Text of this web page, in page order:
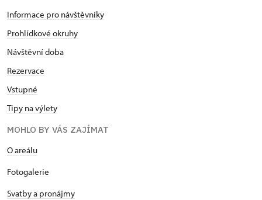
Informace pro návštěvníky
Prohlídkové okruhy
Návštěvní doba
Rezervace
Vstupné
Tipy na výlety
MOHLO BY VÁS ZAJÍMAT
O areálu
Fotogalerie
Svatby a pronájmy